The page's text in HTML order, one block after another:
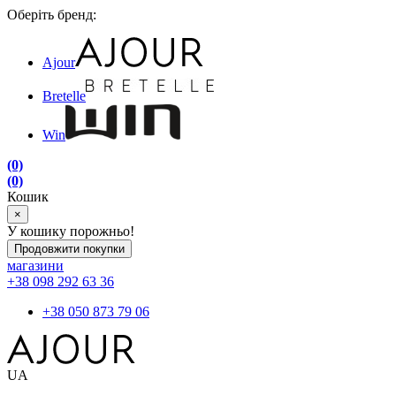
Оберіть бренд:
Ajour
Bretelle
Win
(0)
(0)
Кошик
×
У кошику порожньо!
Продовжити покупки
магазини
+38 098 292 63 36
+38 050 873 79 06
UA